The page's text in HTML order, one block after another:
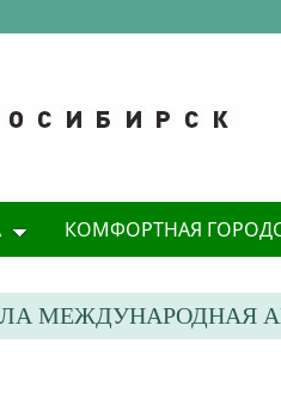
КОМФОРТНАЯ
МЕЖДУНАРОДНАЯ